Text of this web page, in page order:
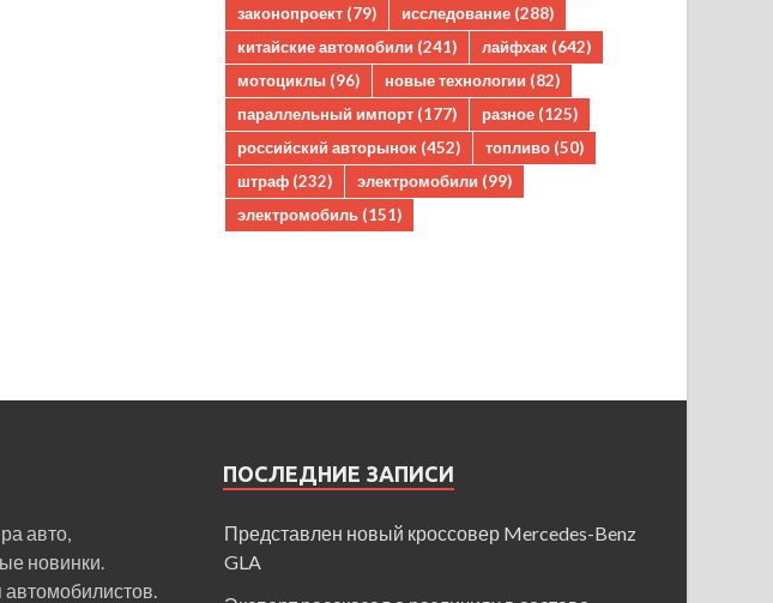
законопроект (79) исследование (288)
китайские автомобили (241) лайфхак (642)
мотоциклы (96) новые технологии (82)
параллельный импорт (177) разное (125)
российский авторынок (452) топливо (50)
штраф (232) электромобили (99)
электромобиль (151)
авто,
новинки.
ПОСЛЕДНИЕ ЗАПИСИ
Представлен новый кроссовер Mercedes-Benz
GLA